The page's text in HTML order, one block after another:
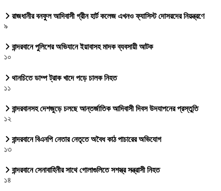
রাজধানীর বনফুল আদিবাসী গ্রীন হার্ট কলেজ এখনও ফ্যাসিস্ট দোসরদের নিয়ন্ত্রণে
৯
বান্দরবানে পুলিশের অভিযানে ইয়াবাসহ মাদক ব্যবসায়ী আটক
১০
থানচিতে ডাম্প ট্রাক খাদে পড়ে চালক নিহত
১১
বান্দরবানসহ দেশজুড়ে চলছে আন্তর্জাতিক আদিবাসী দিবস উদযাপনের প্রস্তুতি
১২
বান্দরবানে বিএনপি নেতার নেতৃতে অবৈধ কাঠ পাচারের অভিযোগ
১৩
বান্দরবানে সেনাবাহিনীর সাথে গোলাগুলিতে সশস্ত্র সন্ত্রাসী নিহত
১৪